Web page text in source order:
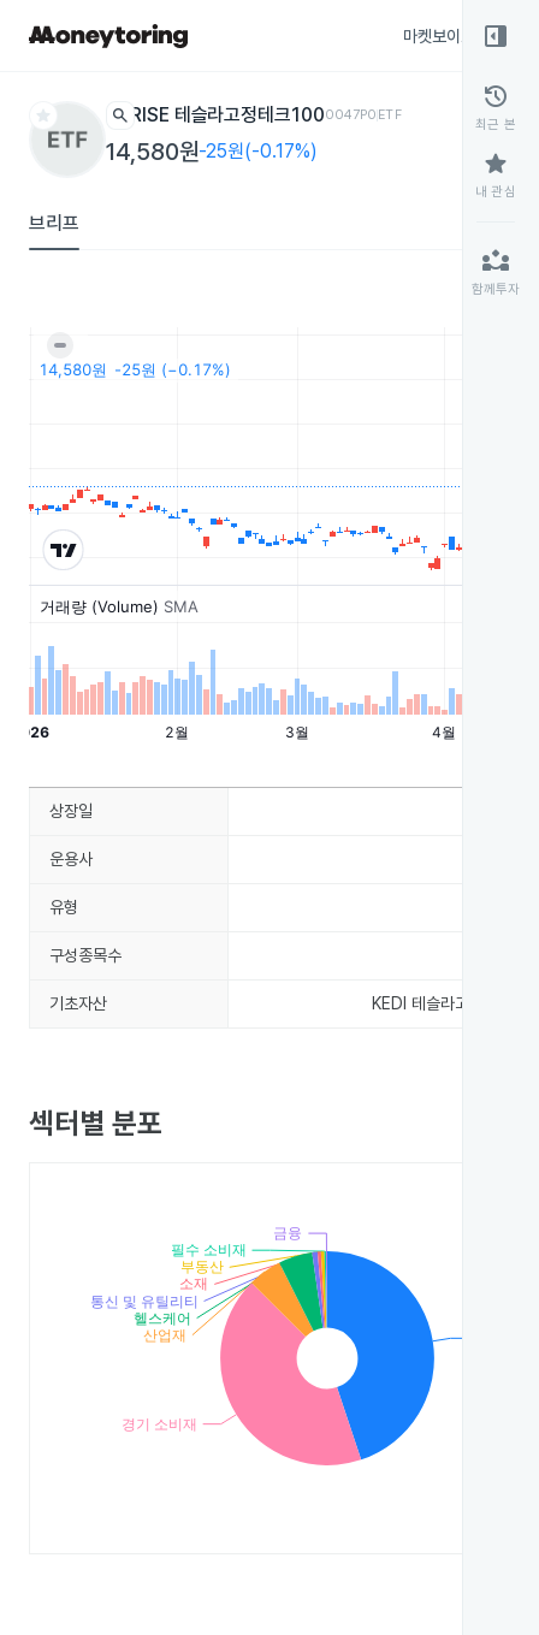
마켓보이스
star search RISE 테슬라고정테크1000047P0ETF
14,580원-25원(-0.17%)
브리프
right_panel_open
history
최근 본
star
내 관심
partner_exchange
함께투자